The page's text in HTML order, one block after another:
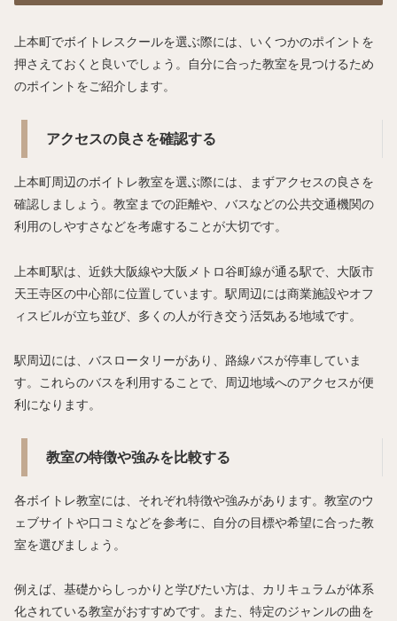
上本町でボイトレスクールを選ぶ際には、いくつかのポイントを
押さえておくと良いでしょう。自分に合った教室を見つけるため
のポイントをご紹介します。
アクセスの良さを確認する
上本町周辺のボイトレ教室を選ぶ際には、まずアクセスの良さを
確認しましょう。教室までの距離や、バスなどの公共交通機関の
利用のしやすさなどを考慮することが大切です。
上本町駅は、近鉄大阪線や大阪メトロ谷町線が通る駅で、大阪市
天王寺区の中心部に位置しています。駅周辺には商業施設やオフ
ィスビルが立ち並び、多くの人が行き交う活気ある地域です。
駅周辺には、バスロータリーがあり、路線バスが停車していま
す。これらのバスを利用することで、周辺地域へのアクセスが便
利になります。
教室の特徴や強みを比較する
各ボイトレ教室には、それぞれ特徴や強みがあります。教室のウ
ェブサイトや口コミなどを参考に、自分の目標や希望に合った教
室を選びましょう。
例えば、基礎からしっかりと学びたい方は、カリキュラムが体系
化されている教室がおすすめです。また、特定のジャンルの曲を